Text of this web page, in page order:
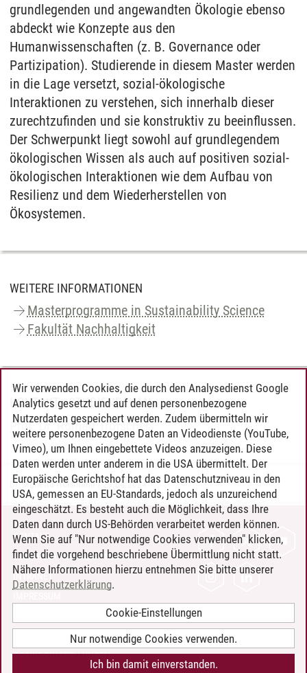
grundlegenden und angewandten Ökologie ebenso
abdeckt wie Konzepte aus den
Humanwissenschaften (z. B. Governance oder
Partizipation). Studierende in diesem Master werden
in die Lage versetzt, sozial-ökologische
Interaktionen zu verstehen, sich innerhalb dieser
zurechtzufinden und sie konstruktiv zu beeinflussen.
Der Schwerpunkt liegt sowohl auf grundlegendem
ökologischen Wissen als auch auf positiven sozial-
ökologischen Interaktionen wie dem Aufbau von
Resilienz und dem Wiederherstellen von
Ökosystemen.
WEITERE INFORMATIONEN
Masterprogramme in Sustainability Science
Fakultät Nachhaltigkeit
KONTAKT - STUDIENDEKAN
Prof. Dr. Roman Trötschel
Dr. Marietta Hülsmann/29.04.2024
KONTAKT
LEUPHANA ALS ARBEITGEBER
INTRANET
BARRIEREFREIHEIT
COOKIE-EINSTELLUNGEN
Wir verwenden Cookies, die durch den Analysedienst Google
Analytics gesetzt und auf denen personenbezogene
Nutzerdaten gespeichert werden. Zudem übermitteln wir
weitere personenbezogene Daten an Videodienste (YouTube,
Vimeo), um Ihnen eingebettete Videos anzuzeigen. Diese
Daten werden unter anderem in die USA übermittelt. Der
Europäische Gerichtshof hat das Datenschutzniveau in den
USA, gemessen an EU-Standards, jedoch als unzureichend
eingeschätzt. Es besteht auch die Möglichkeit, dass Ihre
Daten dann durch US-Behörden verarbeitet werden können.
Wenn Sie auf "Nur notwendige Cookies verwenden" klicken,
findet die vorgehend beschriebene Übermittlung nicht statt.
Nähere Informationen hierzu entnehmen Sie bitte unserer
Datenschutzerklärung.
Cookie-Einstellungen
Nur notwendige Cookies verwenden.
Ich bin damit einverstanden.